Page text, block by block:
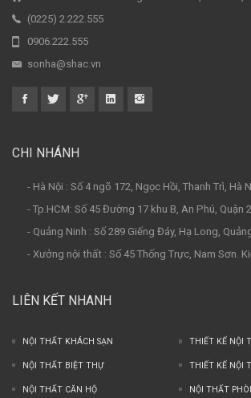
(0225) 2.222.555
0906.222.555
sonha@shac.vn
CHI NHÁNH
- Hà Nội : Số 4 ngõ 172, Ngọc Hồi, Thanh Trì, Hà
- Tp.HCM: Số 45 Đường 17 khu B, An Phú, Quận
- Quảng Ninh : Số 289 Giếng Đáy, Hạ Long,
- Xưởng nội thất : Số 45 Thống Trực, Nam Sơn.
LIÊN KẾT NHANH
NỘI THẤT KHÁCH SẠN THIẾT KẾ NỘI
NỘI THẤT BIỆT THỰ THIẾT KẾ NỘI
NỘI THẤT CĂN HỘ NỘI THẤT